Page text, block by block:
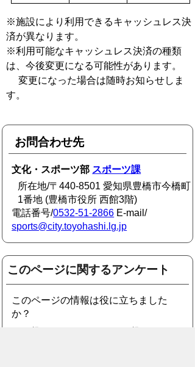
※施設により利用できるキャッシュレス決
済が異なります。
※利用可能なキャッシュレス決済の種類
は、今後変更になる可能性があります。
変更になった場合は随時お知らせしま
す。
お問合わせ先
文化・スポーツ部 スポーツ課
所在地/〒440-8501 愛知県豊橋市今橋町
1番地 (豊橋市役所 西館3階)
電話番号/0532-51-2866 E-mail/
sports@city.toyohashi.lg.jp
このページに関するアンケート
このページの情報は役に立ちました
か？